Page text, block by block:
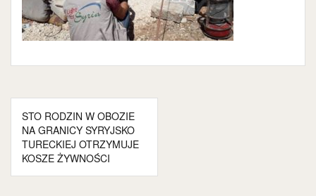
Nawigacja
wpisu
STO RODZIN W OBOZIE
NA GRANICY SYRYJSKO
TURECKIEJ OTRZYMUJE
KOSZE ŻYWNOŚCI